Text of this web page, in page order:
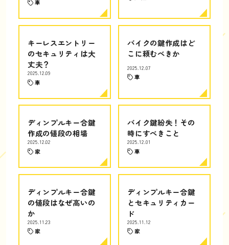
車
キーレスエントリー
のセキュリティは大
丈夫？
2025.12.09
車
バイクの鍵作成はど
こに頼むべきか
2025.12.07
車
ディンプルキー合鍵
作成の値段の相場
2025.12.02
家
バイク鍵紛失！その
時にすべきこと
2025.12.01
車
ディンプルキー合鍵
の値段はなぜ高いの
か
2025.11.23
家
ディンプルキー合鍵
とセキュリティカー
ド
2025.11.12
家